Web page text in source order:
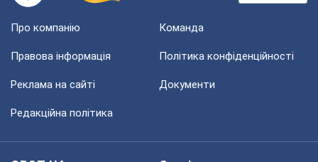
Про компанію Команда
Правова інформація Політика конфіденційності
Реклама на сайті Документи
Редакційна політика